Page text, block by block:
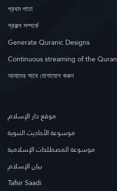
প্রথম পাতা
প্রকল্প সম্পর্কে
Generate Quranic Designs
Continuous streaming of the Quran
আমাদের সাথে যোগাযোগ করুন
موقع دار الإسلام
موسوعة الأحاديث النبوية
موسوعة المصطلحات الإسلامية
بيان الإسلام
Tafsir Saadi